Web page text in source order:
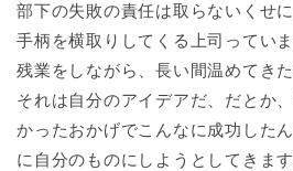
部下の失敗の責任は取らないくせ
手柄を横取りしてくる上司ってい
残業をしながら、長い間温めてき
それは自分のアイデアだ、だとか
かったおかげでこんなに成功した
に自分のものにしようとしてきます